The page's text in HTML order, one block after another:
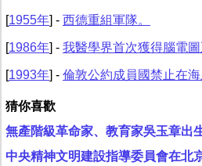
[1955年] - 西德重組軍隊。
[1986年] - 我醫學界首次獲得腦電圖
[1993年] - 倫敦公約成員國禁止在海
猜你喜歡
無產階級革命家、教育家吳玉章出生
中央精神文明建設指導委員會在北